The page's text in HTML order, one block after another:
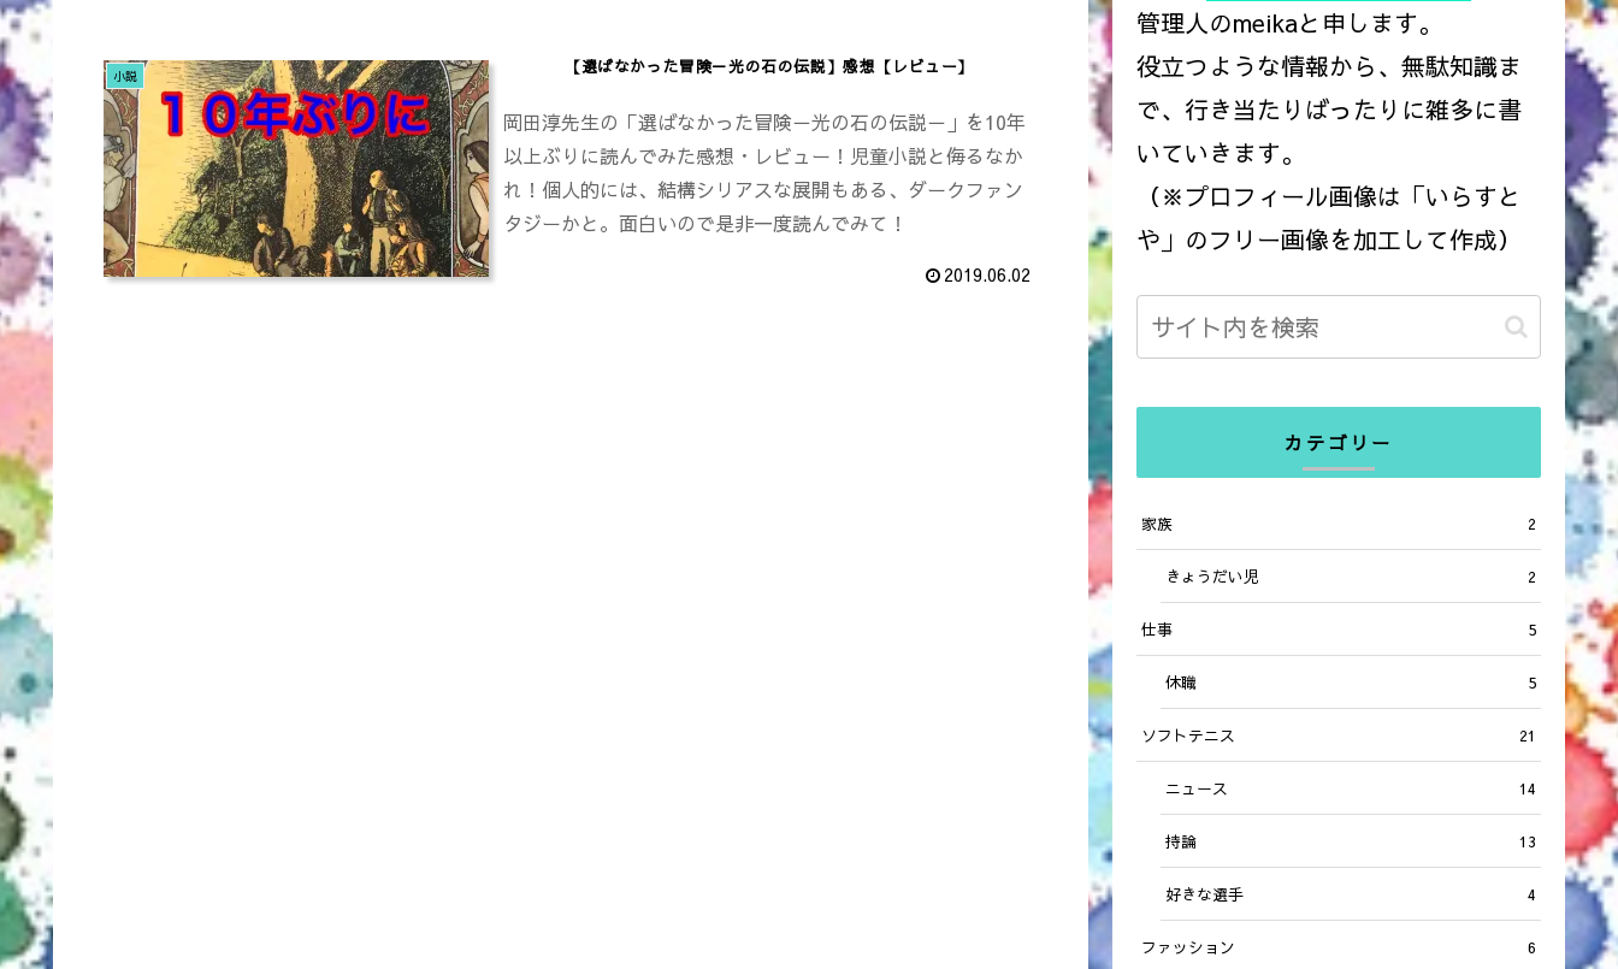
小説
【選ばなかった冒険－光の石の伝説】感想【レビュー】
岡田淳先生の「選ばなかった冒険－光の石の伝説－」を10年
以上ぶりに読んでみた感想・レビュー！児童小説と侮るなか
れ！個人的には、結構シリアスな展開もある、ダークファン
タジーかと。面白いので是非一度読んでみて！
2019.06.02
管理人のmeikaと申します。
役立つような情報から、無駄知識ま
で、行き当たりばったりに雑多に書
いていきます。
（※プロフィール画像は「いらすと
や」のフリー画像を加工して作成）
カテゴリー
家族 2
きょうだい児 2
仕事 5
休職 5
ソフトテニス 21
ニュース 14
持論 13
好きな選手 4
ファッション 6